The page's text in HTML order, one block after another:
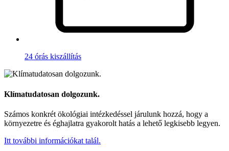
24 órás kiszállítás
Klímatudatosan dolgozunk.
Számos konkrét ökológiai intézkedéssel járulunk hozzá, hogy a
környezetre és éghajlatra gyakorolt hatás a lehető legkisebb legyen.
Itt további információkat talál.